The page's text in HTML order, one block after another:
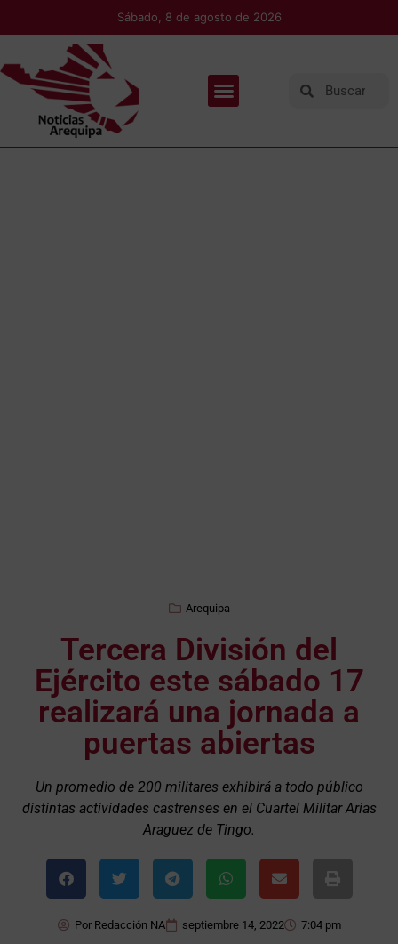
Sábado, 8 de agosto de 2026
Arequipa
Tercera División del
Ejército este sábado 17
realizará una jornada a
puertas abiertas
Un promedio de 200 militares exhibirá a todo público
distintas actividades castrenses en el Cuartel Militar Arias
Araguez de Tingo.
PorRedacción NA septiembre 14, 2022 7:04 pm